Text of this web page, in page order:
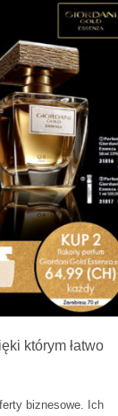
którym łatwo
biznesowe. Ich